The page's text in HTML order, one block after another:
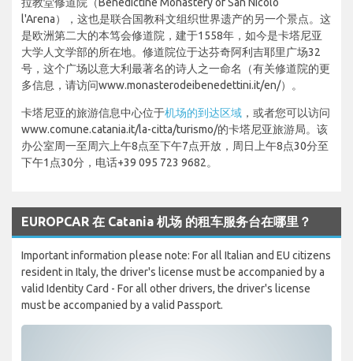
l'Arena），这也是联合国教科文组织世界遗产的另一个景点。这
是欧洲第二大的本笃会修道院，建于1558年，如今是卡塔尼亚
大学人文学部的所在地。修道院位于达芬奇阿利吉耶里广场32
号，这个广场以意大利最著名的诗人之一命名（有关修道院的更
多信息，请访问www.monasterodeibenedettini.it/en/）。
卡塔尼亚的旅游信息中心位于机场的到达区域 ，或者您可以访问
www.comune.catania.it/la-citta/turismo/的卡塔尼亚旅游局。该
办公室周一至周六上午8点至下午7点开放，周日上午8点30分至
下午1点30分，电话+39 095 723 9682。
EUROPCAR 在 Catania 机场 的租车服务台在哪里？
Important information please note: For all Italian and EU citizens
resident in Italy, the driver's license must be accompanied by a
valid Identity Card - For all other drivers, the driver's license
must be accompanied by a valid Passport.